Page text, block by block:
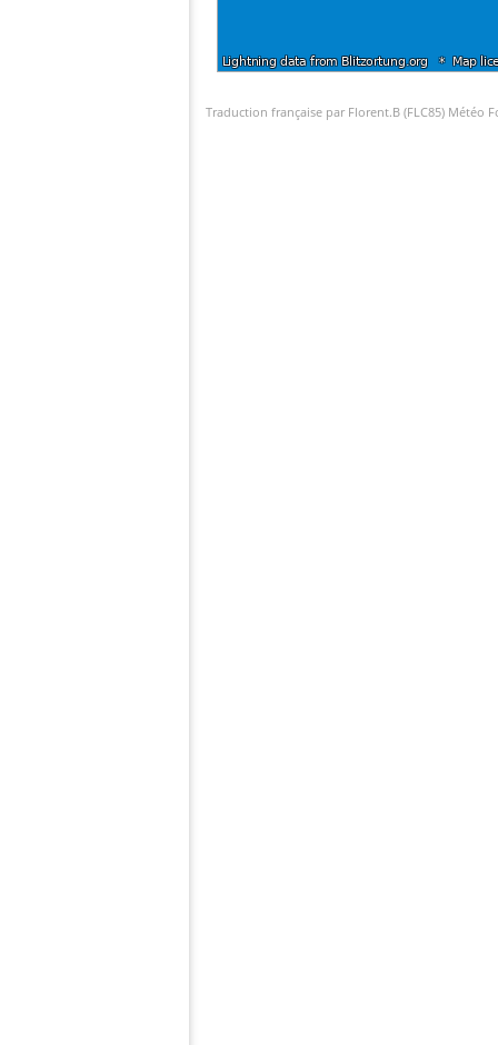
Traduction française par Florent.B (FLC85) Météo